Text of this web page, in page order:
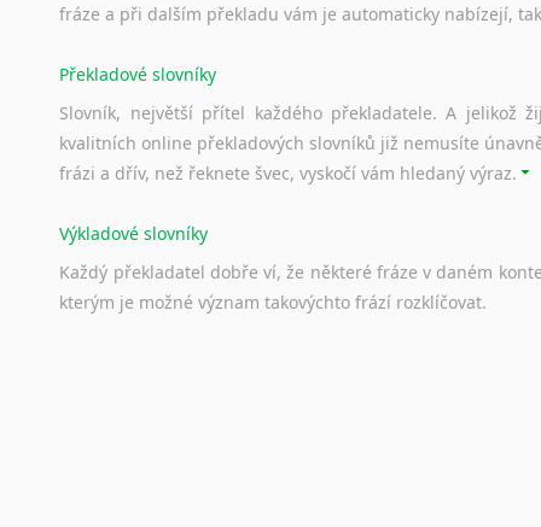
fráze a při dalším překladu vám je automaticky nabízejí,
Překladové slovníky
Slovník, největší přítel každého překladatele. A jelikož
kvalitních online překladových slovníků již nemusíte
frázi a dřív, než řeknete švec, vyskočí vám hledaný výraz.
Výkladové slovníky
Každý překladatel dobře ví, že některé fráze v daném
kterým je možné význam takovýchto frází rozklíčovat.